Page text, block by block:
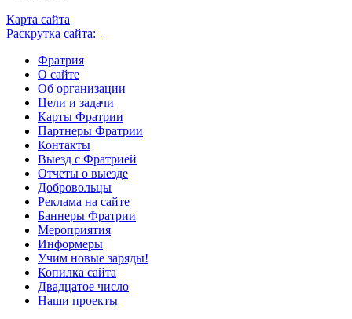
Карта сайта
Раскрутка сайта:
Фратрия
О сайте
Об организации
Цели и задачи
Карты Фратрии
Партнеры Фратрии
Контакты
Выезд с Фратрией
Отчеты о выезде
Добровольцы
Реклама на сайте
Баннеры Фратрии
Мероприятия
Информеры
Учим новые заряды!
Копилка сайта
Двадцатое число
Наши проекты